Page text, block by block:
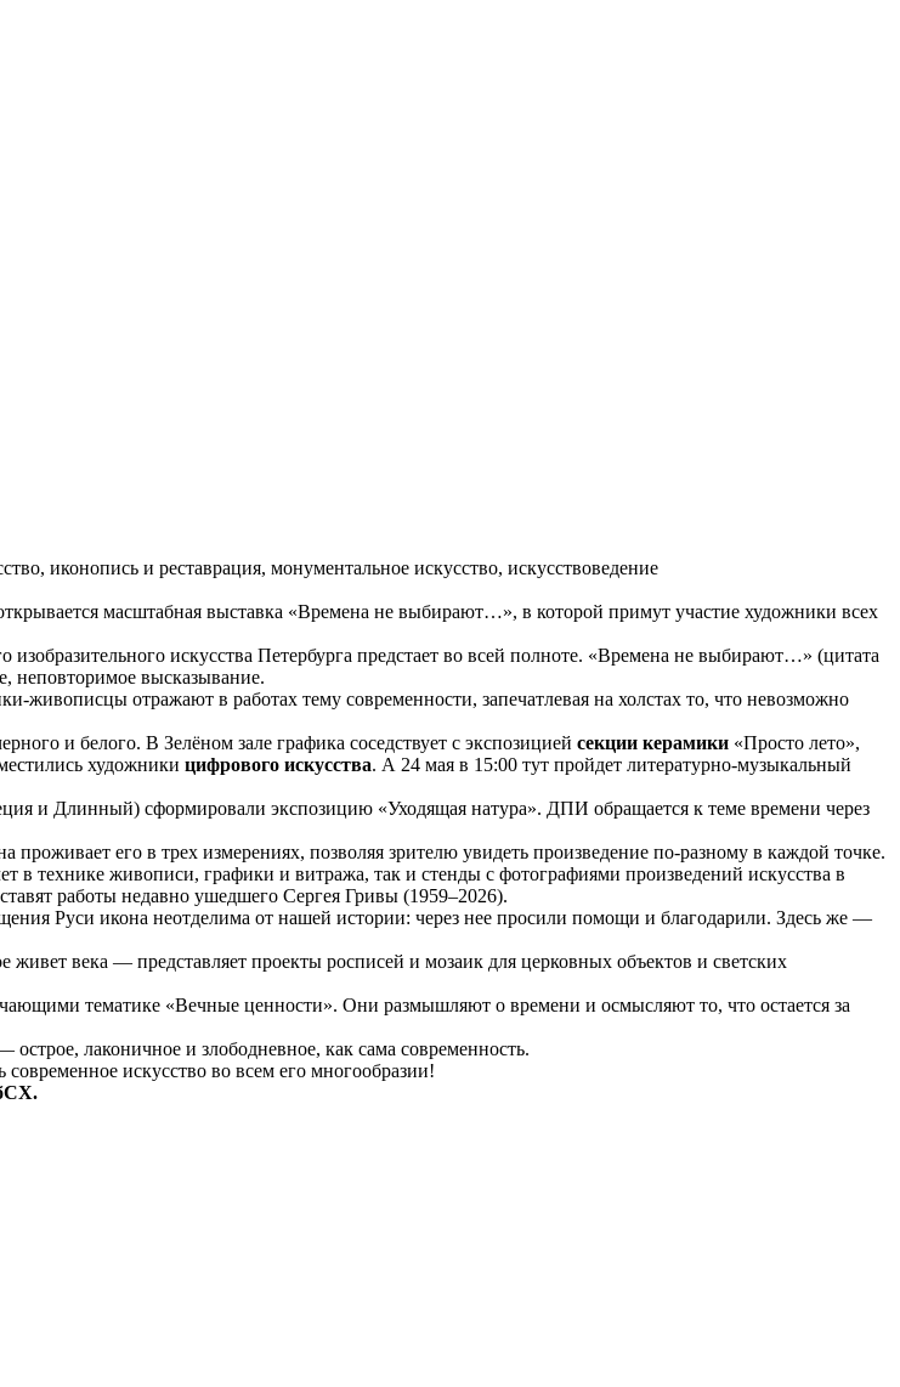
иконопись и реставрация, монументальное искусство, искусствоведение
масштабная выставка «Времена не выбирают…», в которой примут участие художники всех
искусства Петербурга предстает во всей полноте. «Времена не выбирают…» (цитата
неповторимое высказывание.
отражают в работах тему современности, запечатлевая на холстах то, что невозможно
и белого. В Зелёном зале графика соседствует с экспозицией секции керамики «Просто лето»,
художники цифрового искусства. А 24 мая в 15:00 тут пройдет литературно-музыкальный
и Длинный) сформировали экспозицию «Уходящая натура». ДПИ обращается к теме времени через
его в трех измерениях, позволяя зрителю увидеть произведение по-разному в каждой точке.
в технике живописи, графики и витража, так и стенды с фотографиями произведений искусства в
работы недавно ушедшего Сергея Гривы (1959–2026).
Руси икона неотделима от нашей истории: через нее просили помощи и благодарили. Здесь же —
живет века — представляет проекты росписей и мозаик для церковных объектов и светских
тематике «Вечные ценности». Они размышляют о времени и осмысляют то, что остается за
лаконичное и злободневное, как сама современность.
искусство во всем его многообразии!